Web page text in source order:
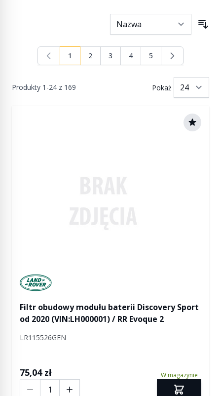
Produkty 1 -24 z 169
Aktualnie czytasz stronę
1 Strona
2 Strona
3 Strona
4 Strona
5
Pokaż
Manufactured by Land rover
Filtr obudowy modułu baterii Discovery Sport
od 2020 (VIN:LH000001) / RR Evoque 2
LR115526GEN
75,04 zł W magazynie